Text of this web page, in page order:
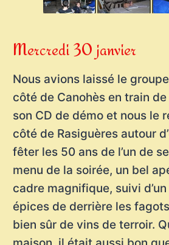
Mercredi 30 janvier
Nous avions laissé le
côté de Canohès en train
son CD de démo et nous le
côté de Rasiguères autour
fêter les 50 ans de l’un de
menu de la soirée, un bel
cadre magnifique, suivi
épices de derrière les
bien sûr de vins de terroir.